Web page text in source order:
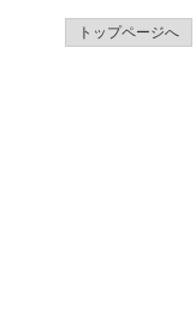
トップページへ